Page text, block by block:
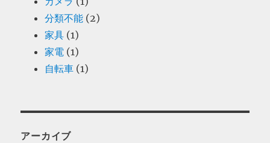
分類不能 (2)
家具 (1)
家電 (1)
自転車 (1)
アーカイブ